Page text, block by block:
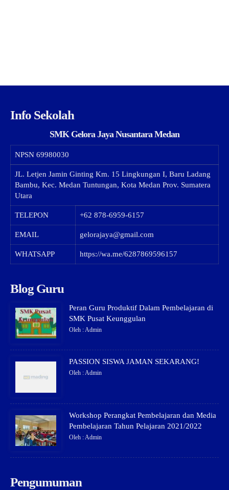
Info Sekolah
SMK Gelora Jaya Nusantara Medan
NPSN 69980030
JL. Letjen Jamin Ginting Km. 15 Lingkungan I, Baru Ladang
Bambu, Kec. Medan Tuntungan, Kota Medan Prov. Sumatera
Utara
TELEPON +62 878-6959-6157
EMAIL gelorajaya@gmail.com
WHATSAPP https://wa.me/6287869596157
Blog Guru
Peran Guru Produktif Dalam Pembelajaran di
SMK Pusat Keunggulan
Oleh : Admin
PASSION SISWA JAMAN SEKARANG!
Oleh : Admin
Workshop Perangkat Pembelajaran dan Media
Pembelajaran Tahun Pelajaran 2021/2022
Oleh : Admin
Pengumuman